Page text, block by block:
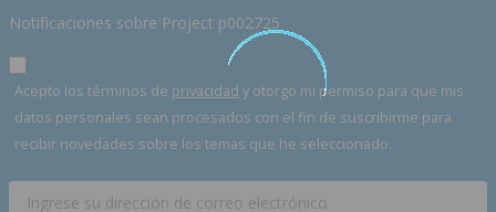
Notificaciones sobre Project p002725
Acepto los términos de privacidad y otorgo mi permiso para que mis
datos personales sean procesados con el fin de suscribirme para
recibir novedades sobre los temas que he seleccionado.